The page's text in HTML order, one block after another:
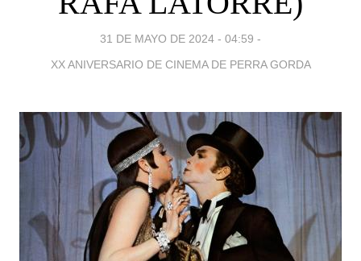
31 DE MAYO DE 2024 - 04:59 -
XX ANIVERSARIO DE CINEMA DE PERRA GORDA